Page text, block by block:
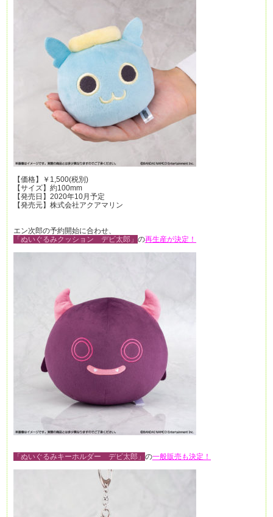
【価格】￥1,500(税別)
【サイズ】約100mm
【発売日】2020年10月予定
【発売元】株式会社アクアマリン
エン次郎の予約開始に合わせ、
「ぬいぐるみクッション デビ太郎」 の再生産が決定！
「ぬいぐるみキーホルダー デビ太郎」 の一般販売も決定！